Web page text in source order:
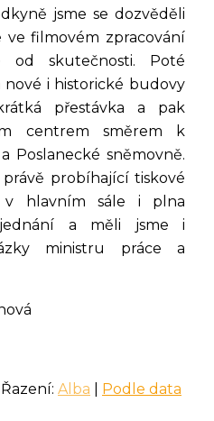
jsme se dozvěděli
ve filmovém zpracování
od skutečnosti. Poté
i historické budovy
přestávka a pak
centrem směrem k
Poslanecké sněmovně.
probíhající tiskové
v hlavním sále i plna
a měli jsme i
ministru práce a
Řazení: Alba Podle data